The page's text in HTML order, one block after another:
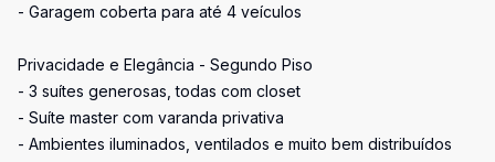
- Garagem coberta para até 4 veículos
Privacidade e Elegância - Segundo Piso
- 3 suítes generosas, todas com closet
- Suíte master com varanda privativa
- Ambientes iluminados, ventilados e muito bem distribuídos